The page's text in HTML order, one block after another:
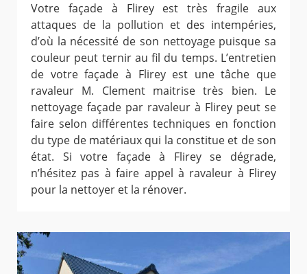
Votre façade à Flirey est très fragile aux
attaques de la pollution et des intempéries,
d’où la nécessité de son nettoyage puisque sa
couleur peut ternir au fil du temps. L’entretien
de votre façade à Flirey est une tâche que
ravaleur M. Clement maitrise très bien. Le
nettoyage façade par ravaleur à Flirey peut se
faire selon différentes techniques en fonction
du type de matériaux qui la constitue et de son
état. Si votre façade à Flirey se dégrade,
n’hésitez pas à faire appel à ravaleur à Flirey
pour la nettoyer et la rénover.